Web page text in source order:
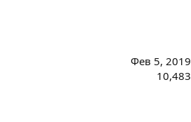
Фев 5, 2019
10,483